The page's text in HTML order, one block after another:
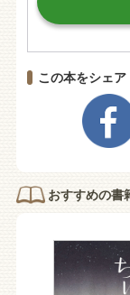
この本をシェア
おすすめの書